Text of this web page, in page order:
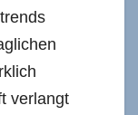
verlangt